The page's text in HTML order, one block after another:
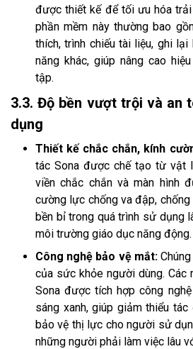
được thiết kế để tối ưu hóa
phần mềm này thường bao
thích, trình chiếu tài liệu, ghi lại
năng khác, giúp nâng cao
tập.
3.3. Độ bền vượt trội và an
dụng
Thiết kế chắc chắn, kính
tác Sona được chế tạo từ vật
viền chắc chắn và màn hình
cường lực chống va đập,
bền bỉ trong quá trình sử dụng
môi trường giáo dục năng động.
Công nghệ bảo vệ mắt:
của sức khỏe người dùng. Các
Sona được tích hợp công
sáng xanh, giúp giảm thiểu
bảo vệ thị lực cho người sử
những người phải làm việc lâu